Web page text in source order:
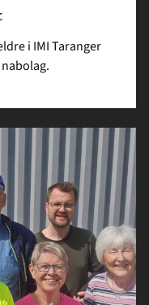
i IMI Taranger